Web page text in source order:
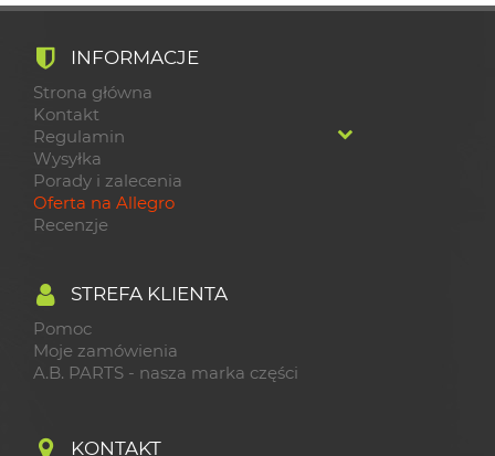
INFORMACJE
Strona główna
Kontakt
Regulamin
Wysyłka
Porady i zalecenia
Oferta na Allegro
Recenzje
STREFA KLIENTA
Pomoc
Moje zamówienia
A.B. PARTS - nasza marka części
KONTAKT